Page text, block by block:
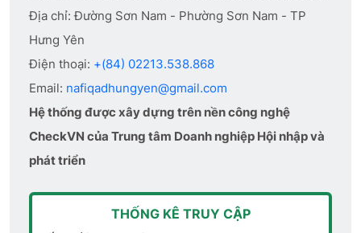
Địa chỉ: Đường Sơn Nam - Phường Sơn Nam - TP
Hưng Yên
Điện thoại: +(84) 02213.538.868
Email: nafiqadhungyen@gmail.com
Hệ thống được xây dựng trên nền công nghệ
CheckVN của Trung tâm Doanh nghiệp Hội nhập và
phát triển
THỐNG KÊ TRUY CẬP